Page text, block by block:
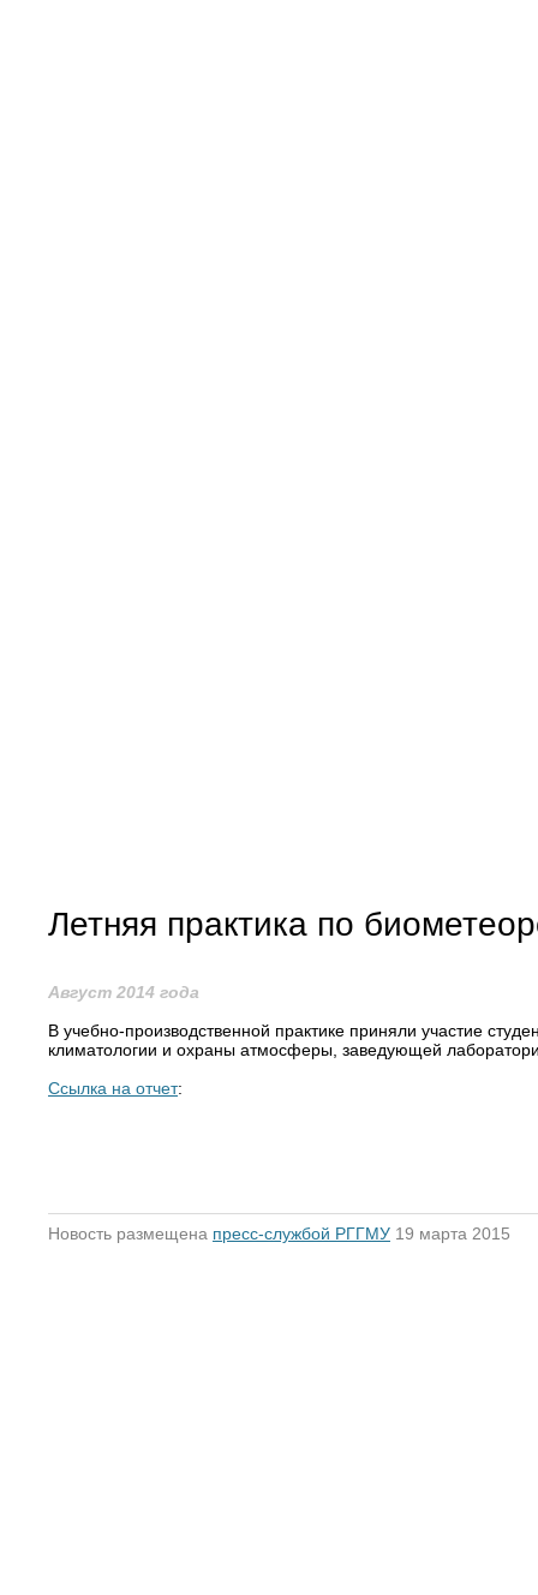
Летняя практика по
Август 2014 года
В учебно-производственной практике приняли участие
климатологии и охраны атмосферы, заведующей
Ссылка на отчет:
Новость размещена пресс-службой РГГМУ 19 марта 2015